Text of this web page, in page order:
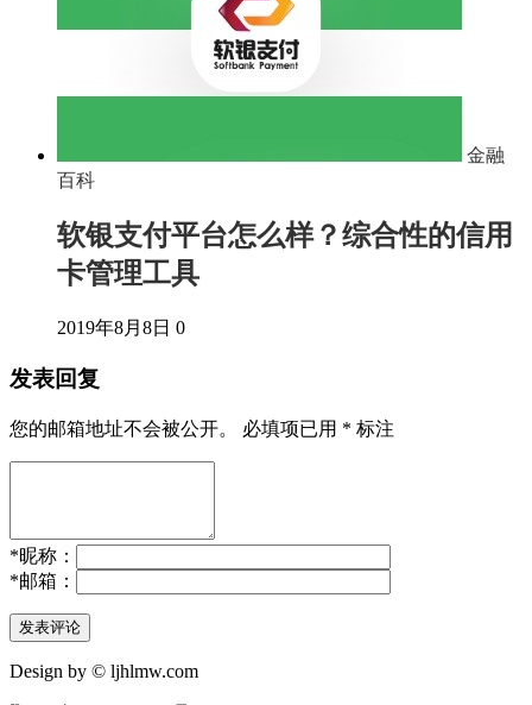
金融
百科
软银支付平台怎么样？综合性的信用
卡管理工具
2019年8月8日 0
发表回复
您的邮箱地址不会被公开。 必填项已用 * 标注
*昵称：
*邮箱：
Design by © ljhlmw.com